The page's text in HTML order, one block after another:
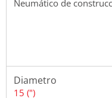
Neumático de
Diametro
15 (")